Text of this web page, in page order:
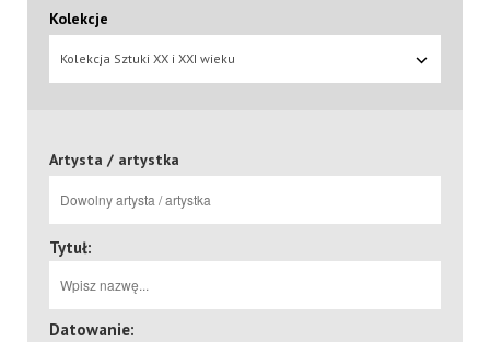
Kolekcje
Kolekcja Sztuki XX i XXI wieku
Artysta / artystka
Tytuł:
Datowanie: